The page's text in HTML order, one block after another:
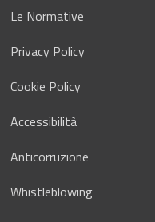
Le Normative
Privacy Policy
Cookie Policy
Accessibilità
Anticorruzione
Whistleblowing